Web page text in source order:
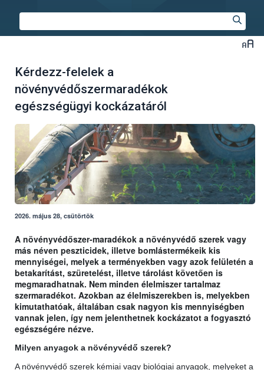
Kérdezz-felelek a
növényvédőszermaradékok
egészségügyi kockázatáról
2026. május 28, csütörtök
A növényvédőszer-maradékok a növényvédő szerek vagy
más néven peszticidek, illetve bomlástermékeik kis
mennyiségei, melyek a terményekben vagy azok felületén a
betakarítást, szüretelést, illetve tárolást követően is
megmaradhatnak. Nem minden élelmiszer tartalmaz
szermaradékot. Azokban az élelmiszerekben is, melyekben
kimutathatóak, általában csak nagyon kis mennyiségben
vannak jelen, így nem jelenthetnek kockázatot a fogyasztó
egészségére nézve.
Milyen anyagok a növényvédő szerek?
A növényvédő szerek kémiai vagy biológiai anyagok, melyeket a